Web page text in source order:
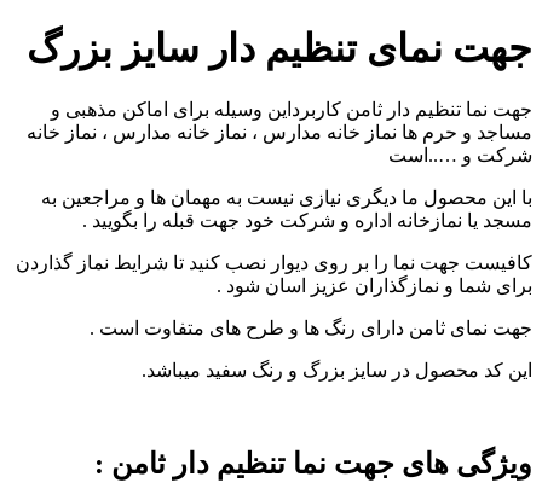
جهت نمای تنظیم دار سایز بزرگ
جهت نما تنظیم دار ثامن کاربرداین وسیله برای اماکن مذهبی و
مساجد و حرم ها نماز خانه مدارس ، نماز خانه مدارس ، نماز خانه
شرکت و …..است
با این محصول ما دیگری نیازی نیست به مهمان ها و مراجعین به
مسجد یا نمازخانه اداره و شرکت خود جهت قبله را بگویید .
کافیست جهت نما را بر روی دیوار نصب کنید تا شرایط نماز گذاردن
برای شما و نمازگذاران عزیز اسان شود .
جهت نمای ثامن دارای رنگ ها و طرح های متفاوت است .
این کد محصول در سایز بزرگ و رنگ سفید میباشد.
ویژگی های جهت نما تنظیم دار ثامن :